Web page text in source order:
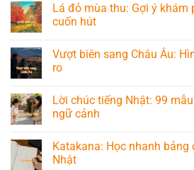
Lá đỏ mùa thu: Gợi ý khám
cuốn hút
Vượt biên sang Châu Âu:
ro
Lời chúc tiếng Nhật: 99
ngữ cảnh
Katakana: Học nhanh
Nhật